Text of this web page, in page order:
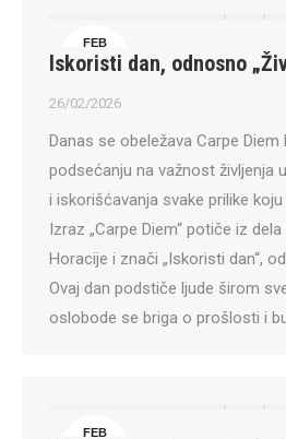
FEB
26
Iskoristi dan, odnosno
26/02/2026
Danas se obeležava Carpe Diem
podsećanju na važnost življenja
i iskorišćavanja svake prilike
Izraz „Carpe Diem“ potiče iz
Horacije i znači „Iskoristi dan“,
Ovaj dan podstiče ljude širom
oslobode se briga o prošlosti i
FEB